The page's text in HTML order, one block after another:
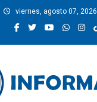
viernes, agosto 07, 2026